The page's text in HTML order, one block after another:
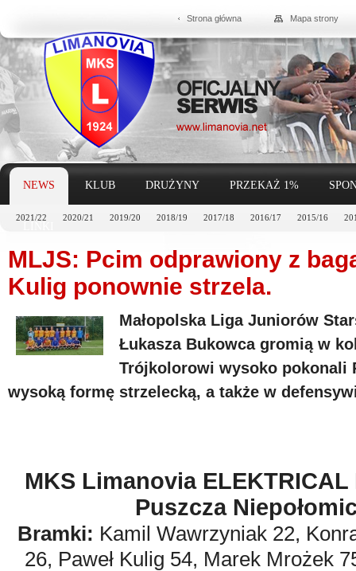
Strona główna Mapa strony
NEWS
2021/22 2020/21 2019/20 2018/19 2017/18 2016/17 2015/16
KLUB DRUŻYNY PRZEKAŻ 1%
MLJS: Pcim odprawiony z
Kulig ponownie strzela.
Małopolska Liga Juniorów
Łukasza Bukowca gromią w
Trójkolorowi wysoko pokonali
wysoką formę strzelecką, a także w
MKS Limanovia
Puszcza
Bramki: Kamil Wawrzyniak 22,
26, Paweł Kulig 54, Marek Mrożek